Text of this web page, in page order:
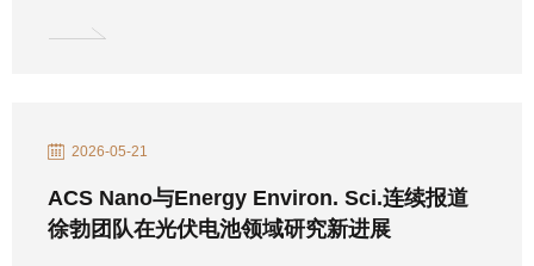
2026-05-21
ACS Nano与Energy Environ. Sci.连续报道
徐勃团队在光伏电池领域研究新进展